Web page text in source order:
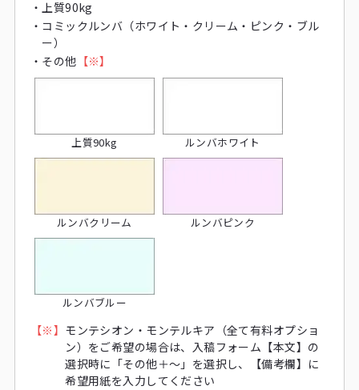
・上質90kg
・ コミックルンバ（ホワイト・クリーム・ピンク・ブル
ー）
・ その他 【※】
上質90kg ルンバホワイト
ルンバクリーム ルンバピンク
ルンバブルー
【※】 モンテシオン・モンテルキア（全て有料オプショ
ン）をご希望の場合は、入稿フォーム【本文】の
選択時に「その他＋〜」を選択し、【備考欄】に
希望用紙を入力してください